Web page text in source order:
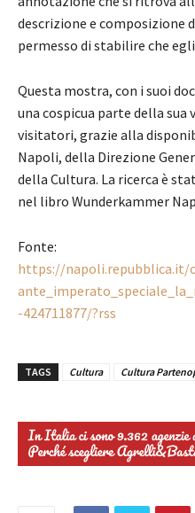
descrizione e composizione
permesso di stabilire che
Questa mostra, con i suoi
una cospicua parte della sua
visitatori, grazie alla
Napoli, della Direzione
della Cultura. La ricerca è
nel libro Wunderkammer
Fonte:
https://napoli.repubblica.it/
-424711877/?rss
TAGS Cultura Cultura